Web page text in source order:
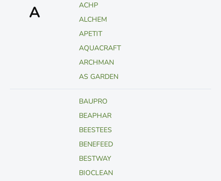
A
ACHP
ALCHEM
APETIT
AQUACRAFT
ARCHMAN
AS GARDEN
BAUPRO
BEAPHAR
BEESTEES
BENEFEED
BESTWAY
BIOCLEAN